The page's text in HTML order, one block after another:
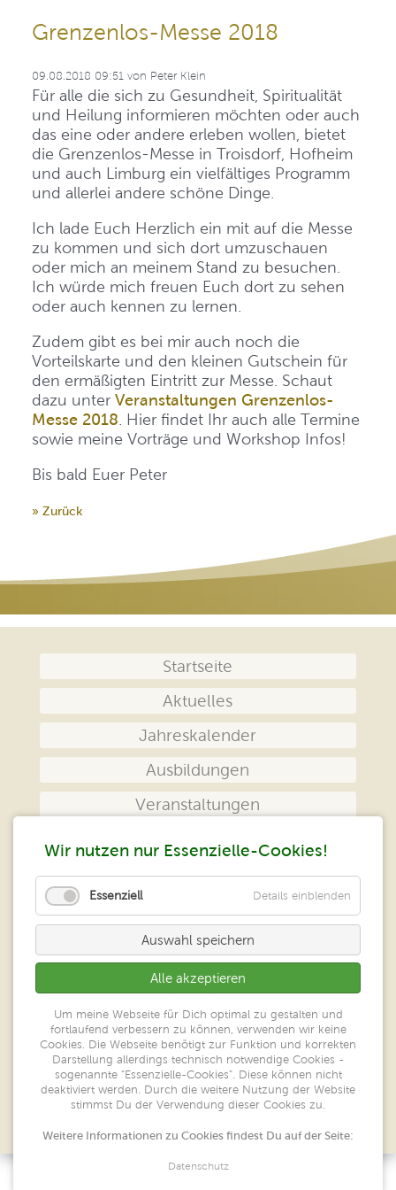
Grenzenlos-Messe 2018
09.08.2018 09:51 von Peter Klein
Für alle die sich zu Gesundheit, Spiritualität
und Heilung informieren möchten oder auch
das eine oder andere erleben wollen, bietet
die Grenzenlos-Messe in Troisdorf, Hofheim
und auch Limburg ein vielfältiges Programm
und allerlei andere schöne Dinge.
Ich lade Euch Herzlich ein mit auf die Messe
zu kommen und sich dort umzuschauen
oder mich an meinem Stand zu besuchen.
Ich würde mich freuen Euch dort zu sehen
oder auch kennen zu lernen.
Zudem gibt es bei mir auch noch die
Vorteilskarte und den kleinen Gutschein für
den ermäßigten Eintritt zur Messe. Schaut
dazu unter Veranstaltungen Grenzenlos-
Messe 2018 . Hier findet Ihr auch alle Termine
sowie meine Vorträge und Workshop Infos!
Bis bald Euer Peter
» Zurück
überspringen
Startseite
Aktuelles
Jahreskalender
Ausbildungen
Veranstaltungen
Kontakt
Datenschutz
Zentrum geistiges Heilen
Großer Ring 52
65550 Limburg/Lahn
Tel.: 06431-7780606
Fax: 06431-7780605
E-Mail:
peterklein@heilarbeiten.de
Wir nutzen nur Essenzielle-Cookies!
Essenziell Details einblenden
Auswahl speichern
Alle akzeptieren
Um meine Webseite für Dich optimal zu gestalten und
fortlaufend verbessern zu können, verwenden wir keine
Cookies. Die Webseite benötigt zur Funktion und korrekten
Darstellung allerdings technisch notwendige Cookies -
sogenannte "Essenzielle-Cookies". Diese können nicht
deaktiviert werden. Durch die weitere Nutzung der Website
stimmst Du der Verwendung dieser Cookies zu.
Weitere Informationen zu Cookies findest Du auf der Seite:
Datenschutz